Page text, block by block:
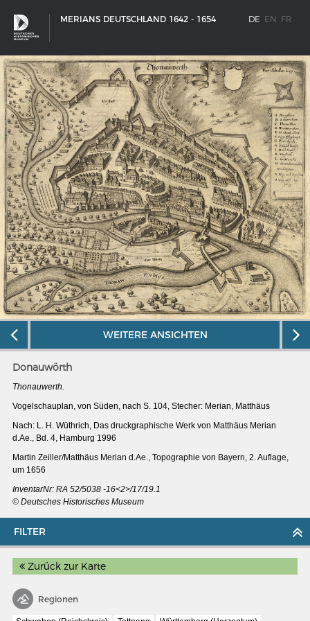
MERIANS DEUTSCHLAND 1642 - 1654 DE EN FR
SCHIFFSTYPEN
Entwicklungen im europäischen Schiffbau
MERIANS DEUTSCHLAND 1642 - 1654
Bildergalerie Topographia Germaniae
Impressum
FILTER
Zurück zur Karte
Regionen
WEITERE ANSICHTEN
Donauwörth
Thonauwerth.
Vogelschauplan, von Süden, nach S. 104, Stecher: Merian, Matthäus
Nach: L. H. Wüthrich, Das druckgraphische Werk von Matthäus Merian
d.Ae., Bd. 4, Hamburg 1996
Martin Zeiller/Matthäus Merian d.Ae., Topographie von Bayern, 2. Auflage,
um 1656
InventarNr: RA 52/5038 -16<2>/17/19.1
© Deutsches Historisches Museum